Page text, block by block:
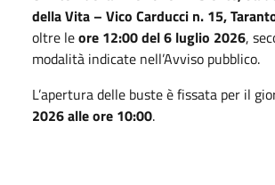
della Vita – Vico Carducci n. 15,
oltre leore 12:00 del 6 luglio 2026,
modalità indicate nell’Avviso pubblico.
L’apertura delle buste è fissata per il
2026 alle ore 10:00.